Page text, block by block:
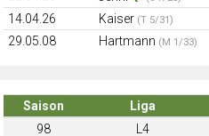
14.04.26
Kaiser (T 5/31)
29.05.08
Hartmann (M 1/33)
Saison Liga
98
L4